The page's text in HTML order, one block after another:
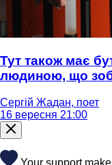
Тут також має
людиною, що
Сергій Жадан, поет
16 вересня 21:00
Your support